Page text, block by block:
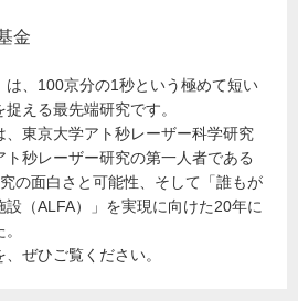
金
は、100京分の1秒という極めて短い
える最先端研究です。
東京大学アト秒レーザー科学研究
秒レーザー研究の第一人者である
の面白さと可能性、そして「誰もが
（ALFA）」を実現に向けた20年に
ぜひご覧ください。